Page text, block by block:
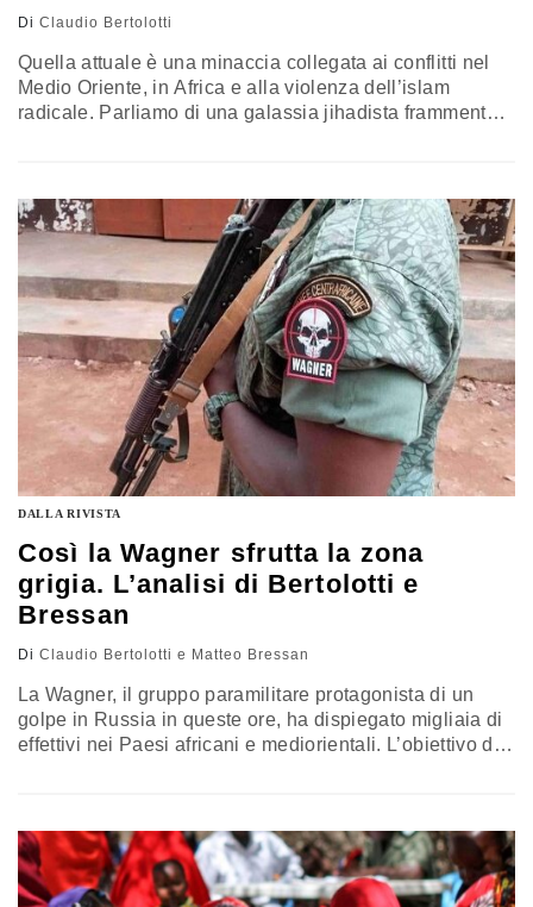
Di Claudio Bertolotti
Quella attuale è una minaccia collegata ai conflitti nel
Medio Oriente, in Africa e alla violenza dell’islam
radicale. Parliamo di una galassia jihadista frammentata
fenomeno sociale molto diverso dai terrorismi che lo
hanno preceduto. L’analisi di Claudio Bertolotti, direttore
di Start Insight
DALLA RIVISTA
Così la Wagner sfrutta la zona
grigia. L’analisi di Bertolotti e
Bressan
Di Claudio Bertolotti e Matteo Bressan
La Wagner, il gruppo paramilitare protagonista di un
golpe in Russia in queste ore, ha dispiegato migliaia di
effettivi nei Paesi africani e mediorientali. L’obiettivo del
necessità di limitare le perdite tra le truppe delle forze
armate. L’analisi di Claudio Bertolotti direttore di Start
Insight e Matteo Bressan docente di Studi strategici